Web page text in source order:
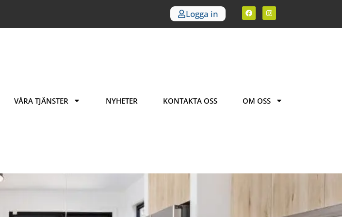
Logga in
VÅRA TJÄNSTER NYHETER KONTAKTA OSS OM OSS